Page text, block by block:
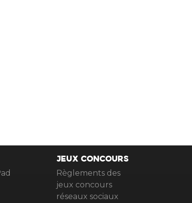
JEUX CONCOURS
Règlements des
jeux concours
réseaux sociaux